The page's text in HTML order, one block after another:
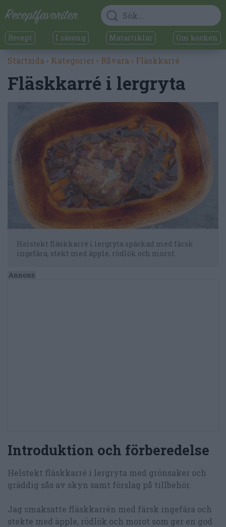
Recept I säsong Matartiklar Om kocken
Startsida › Kategorier › Råvara › Fläskkarré
Fläskkarré i lergryta
Helstekt fläskkarré i lergryta späckad med färsk
ingefära, stekt med äpple, rödlök och morot.
Introduktion och förberedelse
Helstekt fläskkarré i lergryta med grönsaker och
gräddig sås av skyn samt förslag på tillbehör.
Jag smaksatte fläskkarrén med färsk ingefära och
stekte med äpple, rödlök och morot som ger en god